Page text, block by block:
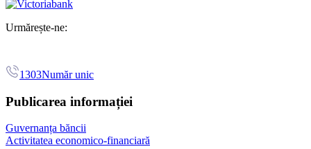
Urmărește-ne:
1303Număr unic
Publicarea informației
Guvernanța băncii
Activitatea economico-financiară